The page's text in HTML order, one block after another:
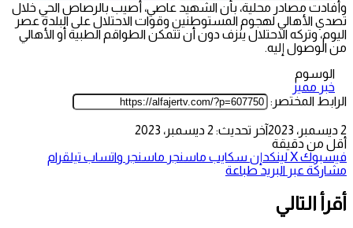
وأفادت مصادر محلية، بأن الشهيد عاصي، أصيب بالرصاص الحي خلال
تصدي الأهالي لهجوم المستوطنين وقوات الاحتلال على البلدة عصر
اليوم، وتركه الاحتلال ينزف دون أن تتمكن الطواقم الطبية أو الأهالي
من الوصول إليه.
الوسوم
خبر مميز
الرابط المختصر:
2 ديسمبر، 2023
آخر تحديث: 2 ديسمبر، 2023
أقل من دقيقة
فيسبوك‫Xلينكدإن سكايب ماسنجر ماسنجر واتساب تيلقرام
مشاركة عبر البريد طباعة
أقرأ التالي